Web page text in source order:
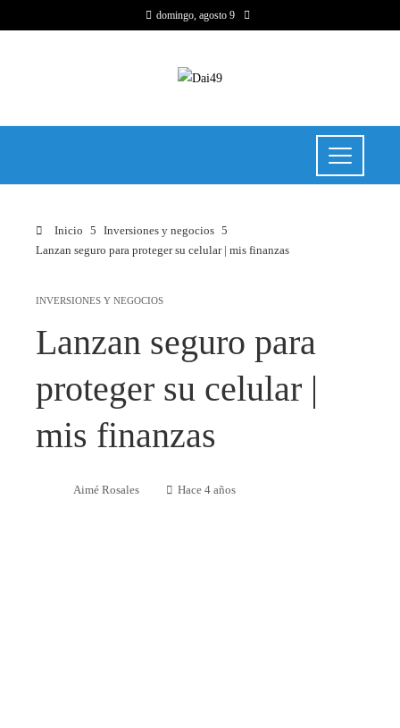
domingo, agosto 9
Inicio
Inversiones y negocios
Lanzan seguro para proteger su celular | mis finanzas
INVERSIONES Y NEGOCIOS
Lanzan seguro para
proteger su celular |
mis finanzas
Aimé Rosales Hace 4 años